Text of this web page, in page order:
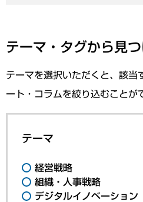
テーマ・タグから見
テーマを選択いただくと、該当
ート・コラムを絞り込むことが
テーマ
経営戦略
組織・人事戦略
デジタルイノベーション